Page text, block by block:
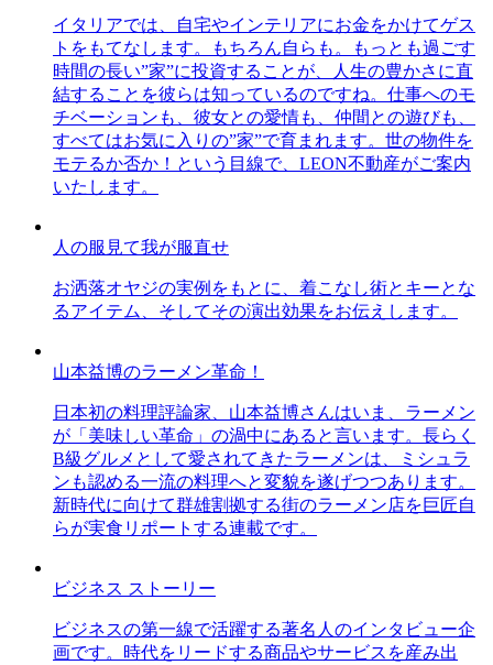
イタリアでは、自宅やインテリアにお金をかけてゲス
トをもてなします。もちろん自らも。もっとも過ごす
時間の長い”家”に投資することが、人生の豊かさに直
結することを彼らは知っているのですね。仕事へのモ
チベーションも、彼女との愛情も、仲間との遊びも、
すべてはお気に入りの”家”で育まれます。世の物件を
モテるか否か！という目線で、LEON不動産がご案内
いたします。
人の服見て我が服直せ
お洒落オヤジの実例をもとに、着こなし術とキーとな
るアイテム、そしてその演出効果をお伝えします。
山本益博のラーメン革命！
日本初の料理評論家、山本益博さんはいま、ラーメン
が「美味しい革命」の渦中にあると言います。長らく
B級グルメとして愛されてきたラーメンは、ミシュラ
ンも認める一流の料理へと変貌を遂げつつあります。
新時代に向けて群雄割拠する街のラーメン店を巨匠自
らが実食リポートする連載です。
ビジネス ストーリー
ビジネスの第一線で活躍する著名人のインタビュー企
画です。時代をリードする商品やサービスを産み出